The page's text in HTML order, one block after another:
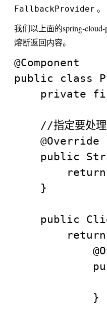
FallbackProvider 。
我们以上面的spring-
熔断返回内容。
@Component
public class
private
//指定要处
    @Override
public
    }
public
            }